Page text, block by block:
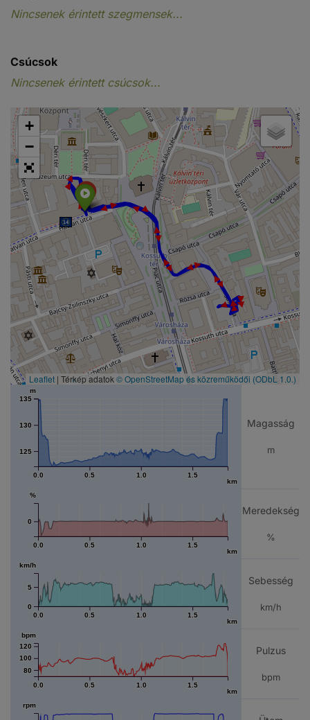
Nincsenek érintett szegmensek...
Csúcsok
Nincsenek érintett csúcsok...
► ► ► ► ► ► ► ► ► ► ► ► ► ► ► ► ► ► ► ► ► ►
+
−
Leaflet | Térkép adatok © OpenStreetMap és közreműködői (ODbL 1.0.)
0.0 0.5 1.0 1.5
km
125
130
135
m
Magasság
m
0.0 0.5 1.0 1.5
km
0
%
Meredekség
%
0.0 0.5 1.0 1.5
km
0
5
km/h
Sebesség
km/h
0.0 0.5 1.0 1.5
km
80
100
120
bpm
Pulzus
bpm
rpm